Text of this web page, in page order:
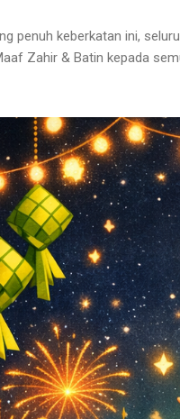
penuh keberkatan ini,
Zahir & Batin kepada